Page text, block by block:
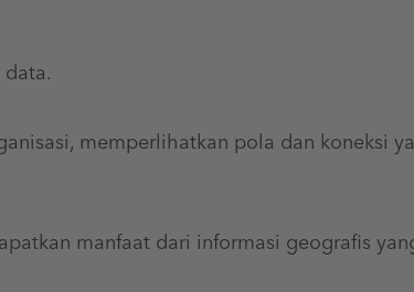
memperlihatkan pola dan koneksi
manfaat dari informasi geografis